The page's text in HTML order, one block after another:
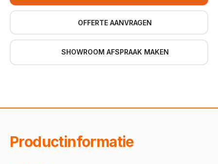
OFFERTE AANVRAGEN
SHOWROOM AFSPRAAK MAKEN
Productinformatie